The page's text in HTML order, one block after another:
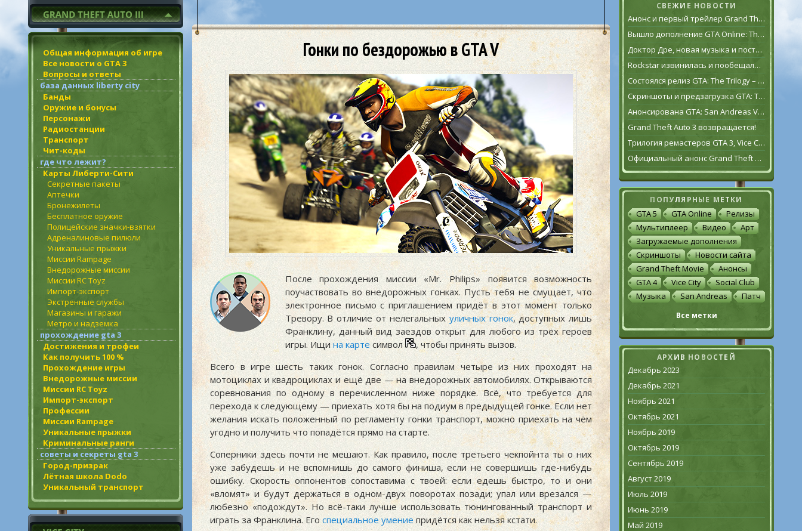
Общая информация об игре
Все новости о GTA 3
Вопросы и ответы
база данных liberty city
Банды
Оружие и бонусы
Персонажи
Радиостанции
Транспорт
Чит-коды
где что лежит?
Карты Либерти-Сити
Секретные пакеты
Аптечки
Бронежилеты
Бесплатное оружие
Полицейские значки-взятки
Адреналиновые пилюли
Уникальные прыжки
Миссии Rampage
Внедорожные миссии
Миссии RC Toyz
Импорт-экспорт
Экстренные службы
Магазины и гаражи
Метро и надземка
прохождение gta 3
Достижения и трофеи
Как получить 100 %
Прохождение игры
Внедорожные миссии
Миссии RC Toyz
Импорт-экспорт
Профессии
Миссии Rampage
Уникальные прыжки
Криминальные ранги
советы и секреты gta 3
Город-призрак
Лётная школа Dodo
Уникальный транспорт
Гонки по бездорожью в GTA V
После прохождения миссии «Mr. Philips» появится возможность
поучаствовать во внедорожных гонках. Пусть тебя не смущает, что
электронное письмо с приглашением придёт в этот момент только
Тревору. В отличие от нелегальных уличных гонок, доступных лишь
Франклину, данный вид заездов открыт для любого из трёх героев
игры. Ищина картесимвол
, чтобы принять вызов.
Всего в игре шесть таких гонок. Согласно правилам четыре из них проходят на
мотоциклах и квадроциклах и ещё две — на внедорожных автомобилях. Открываются
соревнования по одному в перечисленном ниже порядке. Всё, что требуется для
перехода к следующему — приехать хотя бы на подиум в предыдущей гонке. Если нет
желания искать положенный по регламенту гонки транспорт, можно приехать на чём
угодно и получить что попадётся прямо на старте.
Соперники здесь почти не мешают. Как правило, после третьего чекпойнта ты о них
уже забудешь и не вспомнишь до самого финиша, если не совершишь где-нибудь
ошибку. Скорость оппонентов сопоставима с твоей: если едешь быстро, то и они
«вломят» и будут держаться в одном-двух поворотах позади; упал или врезался —
любезно «подождут». Но всё-таки лучше использовать тюнингованный транспорт и
играть за Франклина. Егоспециальное умениепридётся как нельзя кстати.
СВЕЖИЕ НОВОСТИ
Анонс и первый трейлер Grand Theft Auto VI
Вышло дополнение GTA Online: The Contract
Доктор Дре, новая музыка и постаревший Франклин Клинтон в дополнении GTA Online: The Contract
Rockstar извинилась и пообещала исправить GTA: The Trilogy – The Definitive Edition [обновлено]
Состоялся релиз GTA: The Trilogy – The Definitive Edition
Скриншоты и предзагрузка GTA: The Trilogy – The Definitive Edition
Анонсирована GTA: San Andreas VR для Oculus Quest 2
Grand Theft Auto 3 возвращается!
Трилогия ремастеров GTA 3, Vice City и San Andreas выйдет 11 ноября
Официальный анонс Grand Theft Auto: The Trilogy – The Definitive Edition
ПОПУЛЯРНЫЕ МЕТКИ
GTA 5 GTA Online
Релизы
Мультиплеер
Видео
Арт
Загружаемые дополнения
Скриншоты
Новости сайта
Grand Theft Movie
Анонсы
GTA 4
Vice City
Social Club
Музыка
San Andreas Патч
Все метки
АРХИВ НОВОСТЕЙ
Декабрь 2023
Декабрь 2021
Ноябрь 2021
Октябрь 2021
Ноябрь 2019
Октябрь 2019
Сентябрь 2019
Август 2019
Июль 2019
Июнь 2019
Май 2019